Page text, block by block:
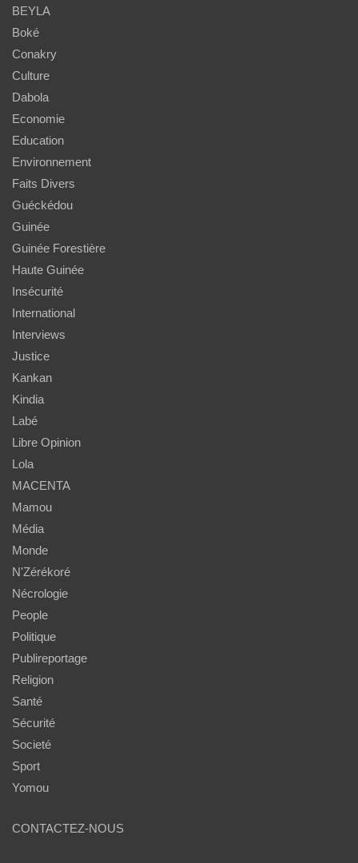
BEYLA
Boké
Conakry
Culture
Dabola
Economie
Education
Environnement
Faits Divers
Guéckédou
Guinée
Guinée Forestière
Haute Guinée
Insécurité
International
Interviews
Justice
Kankan
Kindia
Labé
Libre Opinion
Lola
MACENTA
Mamou
Média
Monde
N'Zérékoré
Nécrologie
People
Politique
Publireportage
Religion
Santé
Sécurité
Societé
Sport
Yomou
CONTACTEZ-NOUS